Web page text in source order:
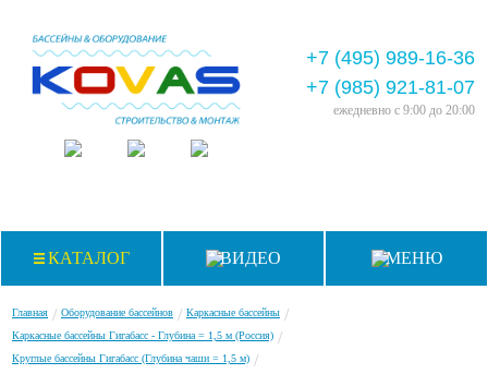
+7 (495) 989-16-36
+7 (985) 921-81-07
ежедневно с 9:00 до 20:00
КАТАЛОГ ВИДЕО МЕНЮ
Главная / Оборудование бассейнов / Каркасные бассейны /
Каркасные бассейны Гигабасс - Глубина = 1,5 м (Россия) /
Круглые бассейны Гигабасс (Глубина чаши = 1,5 м) /